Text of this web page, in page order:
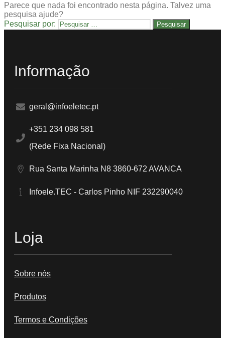
Parece que nada foi encontrado nesta página. Talvez uma
pesquisa ajude?
Pesquisar por:
Informação
geral@infoeletec.pt
+351 234 098 581
(Rede Fixa Nacional)
Rua Santa Marinha N8 3860-672 AVANCA
Infoele.TEC - Carlos Pinho NIF 232290040
Loja
Sobre nós
Produtos
Termos e Condições